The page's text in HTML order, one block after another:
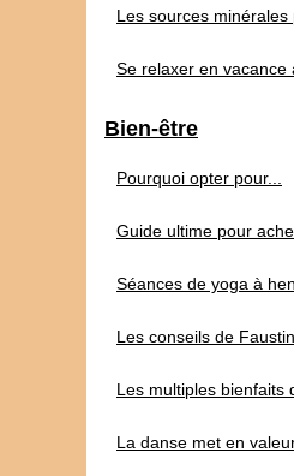
Les sources minérales
Se relaxer en vacance
Bien-être
Pourquoi opter pour...
Guide ultime pour
Séances de yoga à
Les conseils de
Les multiples bienfaits
La danse met en valeur